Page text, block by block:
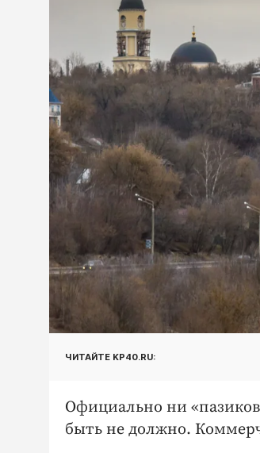
ЧИТАЙТЕ KP40.RU:
Официально ни
быть не должно.